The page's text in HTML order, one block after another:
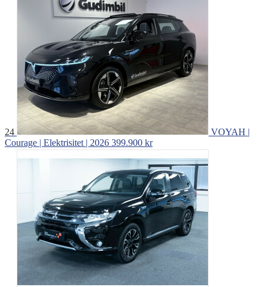
24
VOYAH |
Courage | Elektrisitet | 2026 399.900 kr